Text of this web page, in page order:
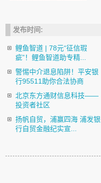
发布时间:
鲤鱼智道 | 78元“征信瑕
疵”！鲤鱼智道助专精...
警惕中介退息陷阱！平安银
行95511助你合法协商
北京东方通财信息科技——
投资者社区
扬帆自贸，浦赢四海 浦发银
行自贸金融纪实宣...